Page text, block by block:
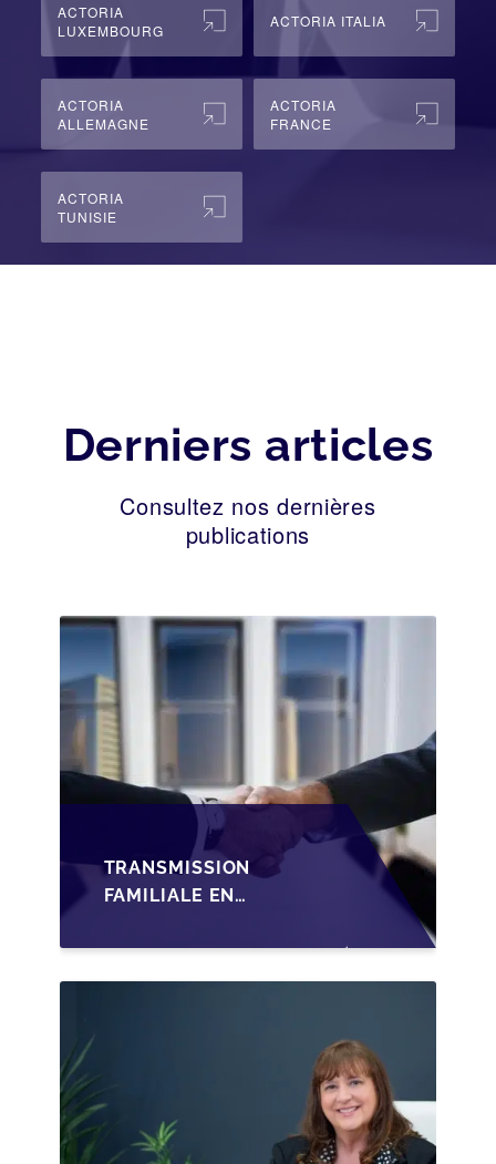
ACTORIA
LUXEMBOURG
ACTORIA ITALIA
ACTORIA
ALLEMAGNE
ACTORIA
FRANCE
ACTORIA
TUNISIE
Derniers articles
Consultez nos dernières
publications
TRANSMISSION
FAMILIALE EN
STRUCTURER LA
CESSION DES PARTS